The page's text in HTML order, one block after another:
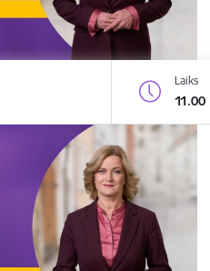
Laiks
11.00